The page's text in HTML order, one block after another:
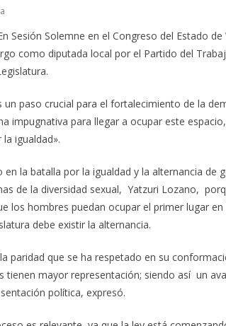
Sesión Solemne en el Congreso del Estado de
como diputada local por el Partido del
paso crucial para el fortalecimiento de la
impugnativa para llegar a ocupar este
igualdad».
la batalla por la igualdad y la alternancia de
de la diversidad sexual, Yatzuri Lozano,
los hombres puedan ocupar el primer lugar en
debe existir la alternancia.
paridad que se ha respetado en su
tienen mayor representación; siendo así un
política, expresó.